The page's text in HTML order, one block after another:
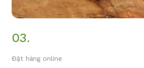
03.
Đặt hàng online